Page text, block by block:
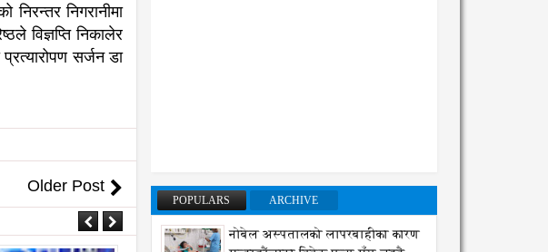
निगरानीमा
विज्ञप्ति निकालेर
सर्जन डा
Older Post
POPULARS ARCHIVE
नोबेल अस्पतालको लापरबाहीका कारण